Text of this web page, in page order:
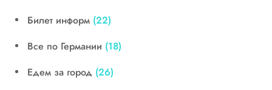
Билет информ (22)
Все по Германии (18)
Едем за город (26)